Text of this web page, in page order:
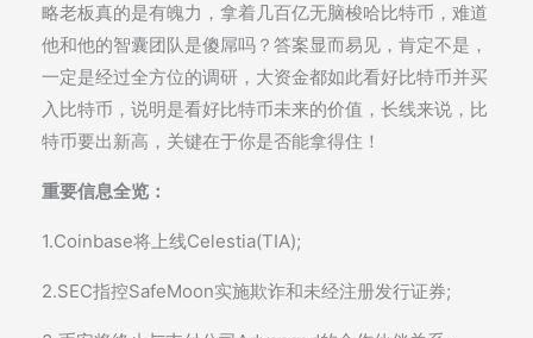
略老板真的是有魄力，拿着几百亿无脑梭哈比特币，难道
他和他的智囊团队是傻屌吗？答案显而易见，肯定不是，
一定是经过全方位的调研，大资金都如此看好比特币并买
入比特币，说明是看好比特币未来的价值，长线来说，比
特币要出新高，关键在于你是否能拿得住！
重要信息全览：
1.Coinbase将上线Celestia(TIA);
2.SEC指控SafeMoon实施欺诈和未经注册发行证券;